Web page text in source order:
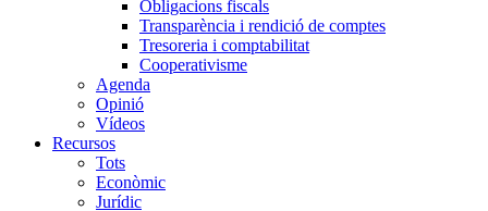
Obligacions fiscals
Transparència i rendició de comptes
Tresoreria i comptabilitat
Cooperativisme
Agenda
Opinió
Vídeos
Recursos
Tots
Econòmic
Jurídic